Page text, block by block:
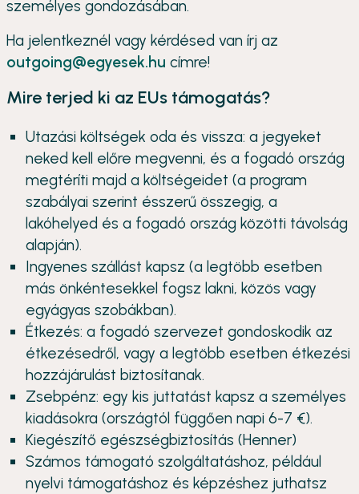
személyes gondozásában.
Ha jelentkeznél vagy kérdésed van írj az
outgoing@egyesek.hu címre!
Mire terjed ki az EUs támogatás?
Utazási költségek oda és vissza: a jegyeket
neked kell előre megvenni, és a fogadó ország
megtéríti majd a költségeidet (a program
szabályai szerint ésszerű összegig, a
lakóhelyed és a fogadó ország közötti távolság
alapján).
Ingyenes szállást kapsz (a legtöbb esetben
más önkéntesekkel fogsz lakni, közös vagy
egyágyas szobákban).
Étkezés: a fogadó szervezet gondoskodik az
étkezésedről, vagy a legtöbb esetben étkezési
hozzájárulást biztosítanak.
Zsebpénz: egy kis juttatást kapsz a személyes
kiadásokra (országtól függően napi 6-7 €).
Kiegészítő egészségbiztosítás (Henner)
Számos támogató szolgáltatáshoz, például
nyelvi támogatáshoz és képzéshez juthatsz